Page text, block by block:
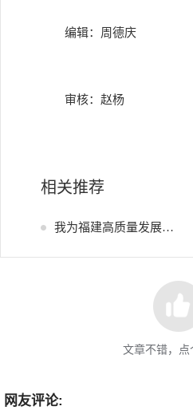
编辑：周德庆
审核：赵杨
相关推荐
我为福建高质量发展献策
文章不错，点
网友评论: